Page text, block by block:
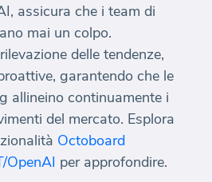
assicura che i team di
mai un colpo.
delle tendenze,
garantendo che le
allineino continuamente i
del mercato. Esplora
Octoboard
OpenAI per approfondire.